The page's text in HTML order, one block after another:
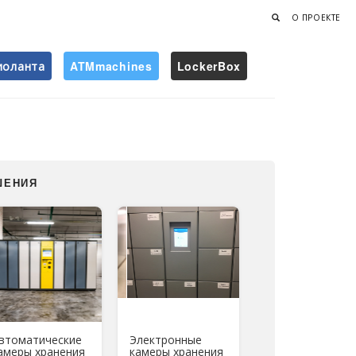
О ПРОЕКТЕ
ATMmachines LockerBox
хранения
Электронные
камеры хранения